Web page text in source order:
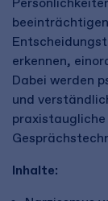
erkennen,
Dabei werden
und
Inhalte: